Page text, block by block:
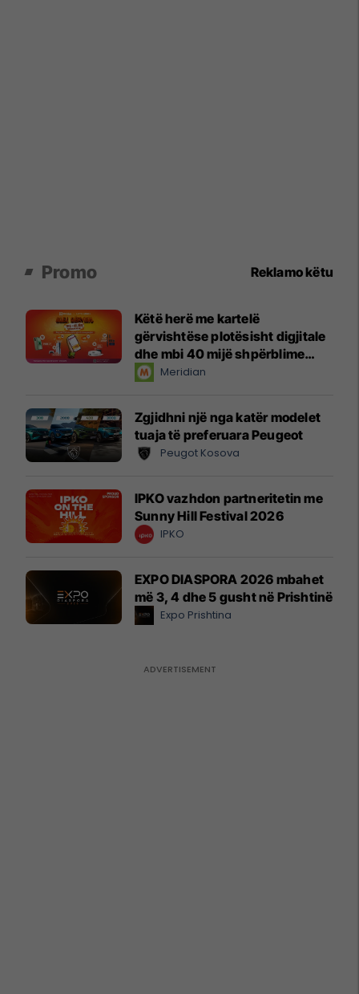
Promo Reklamo këtu
Këtë herë me kartelë
gërvishtëse plotësisht digjitale
dhe mbi 40 mijë shpërblime
instant!Meridian
Zgjidhni një nga katër modelet
tuaja të preferuara Peugeot
Peugot Kosova
IPKO vazhdon partneritetin me
Sunny Hill Festival 2026
IPKO
EXPO DIASPORA 2026 mbahet
më 3, 4 dhe 5 gusht në Prishtinë
Expo Prishtina